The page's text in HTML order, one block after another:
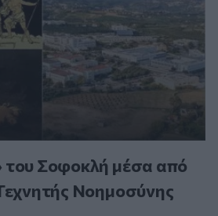
του Σοφοκλή μέσα από
Νοημοσύνης